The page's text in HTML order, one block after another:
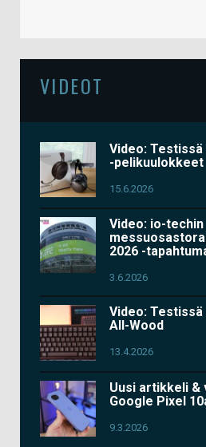
VIDEOT
Video:
-pelikuulokkeet
15.6.2026
Video: io-techin
2026 -
3.6.2026
Video: Testissä
All-Wood
13.4.2026
Uusi artikkeli &
Google Pixel
9.3.2026